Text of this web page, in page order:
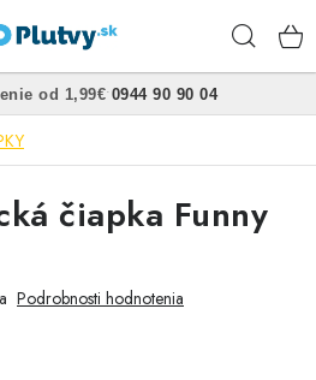
od 1,99€• 0944 90 90 04
čiapka Funny
Podrobnosti hodnotenia